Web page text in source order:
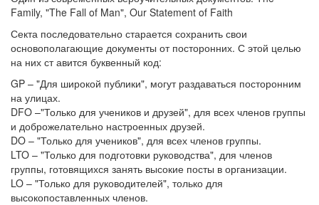
Family, "The Fall of Man", Our Statement of Faith
Секта последовательно старается сохранить свои
основополагающие документы от посторонних. С этой целью
на них ст авится буквенный код:
GP – "Для широкой публики", могут раздаваться посторонним
на улицах.
DFO –"Только для учеников и друзей", для всех членов группы
и доброжелательно настроенных друзей.
DO – "Только для учеников", для всех членов группы.
LTO – "Только для подготовки руководства", для членов
группы, готовящихся занять высокие посты в организации.
LO – "Только для руководителей", только для
высокопоставленных членов.